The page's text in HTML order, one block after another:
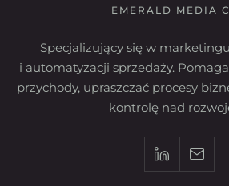
EMERALD MEDIA
Specjalizujący się w
i automatyzacji sprzedaży.
przychody, upraszczać procesy
kontrolę nad